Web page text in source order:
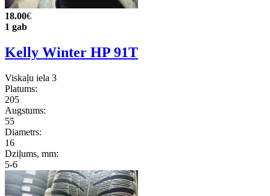
18.00€
1 gab
Kelly Winter HP 91T
Viskaļu iela 3
Platums:
205
Augstums:
55
Diametrs:
16
Dziļums, mm:
5-6